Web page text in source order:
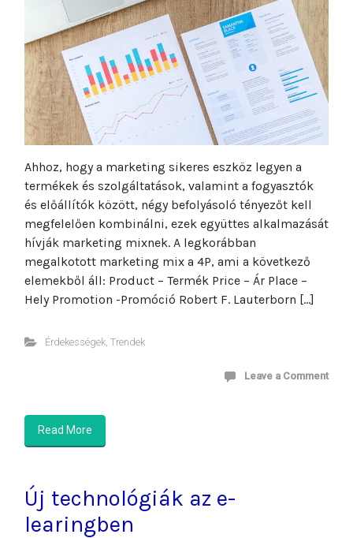
Ahhoz, hogy a marketing sikeres eszköz legyen a
termékek és szolgáltatások, valamint a fogyasztók
és előállítók között, négy befolyásoló tényezőt kell
megfelelően kombinálni, ezek együttes alkalmazását
hívják marketing mixnek. A legkorábban
megalkotott marketing mix a 4P, ami a következő
elemekből áll: Product – Termék Price – Ár Place –
Hely Promotion -Promóció Robert F. Lauterborn […]
Érdekességek, Trendek
Leave a Comment
Read More
Új technológiák az e-
learingben